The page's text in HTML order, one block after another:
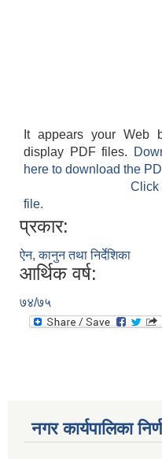
It appears your Web
display PDF files.
here to download the
file.
प्रकार:
ऐन, कानुन तथा निर्देशिका
आर्थिक वर्ष:
७४/७५
नगर कार्यपालिका